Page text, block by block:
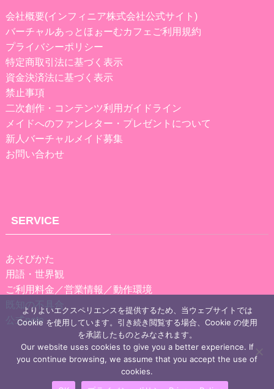
会社概要(インフィニア株式会社公式サイト)
バーチャルあっとほぉーむカフェご利用規約
プライバシーポリシー
特定商取引法に基づく表示
資金決済法に基づく表示
禁止事項
二次創作・コンテンツ利用ガイドライン
メイドへのファンレター・プレゼントについて
新人バーチャルメイド募集
お問い合わせ
SERVICE
あそびかた
用語・世界観
ご利用料金／営業情報／動作環境
既知の不具合
公式note
よりよいエクスペリエンスを提供するため、当ウェブサイトでは
Cookie を使用しています。引き続き閲覧する場合、Cookie の使用
を承諾したものとみなされます。
Our website uses cookies to give you a better experience. If
you continue browsing, we assume that you accept the use of
cookies.